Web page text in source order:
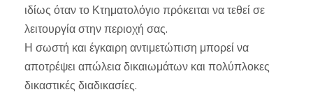
ιδίως όταν το Κτηματολόγιο πρόκειται να τεθεί σε
λειτουργία στην περιοχή σας.
Η σωστή και έγκαιρη αντιμετώπιση μπορεί να
αποτρέψει απώλεια δικαιωμάτων και πολύπλοκες
δικαστικές διαδικασίες.